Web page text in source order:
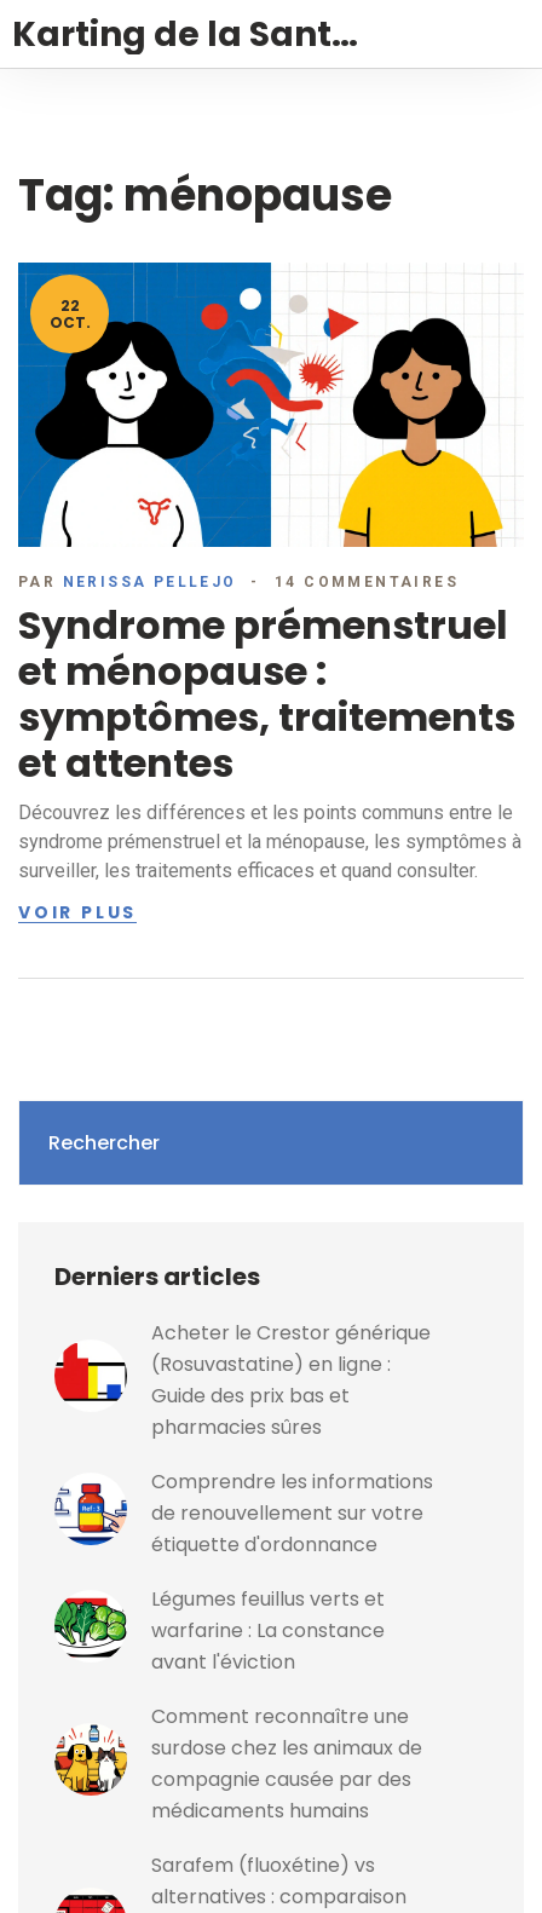
Karting de la Santé – Montalivet
Tag: ménopause
22
OCT.
PAR NERISSA PELLEJO 14 COMMENTAIRES
Syndrome prémenstruel
et ménopause :
symptômes, traitements
et attentes
Découvrez les différences et les points communs entre le
syndrome prémenstruel et la ménopause, les symptômes à
surveiller, les traitements efficaces et quand consulter.
VOIR PLUS
Rechercher
Derniers articles
Acheter le Crestor générique
(Rosuvastatine) en ligne :
Guide des prix bas et
pharmacies sûres
Comprendre les informations
de renouvellement sur votre
étiquette d'ordonnance
Légumes feuillus verts et
warfarine : La constance
avant l'éviction
Comment reconnaître une
surdose chez les animaux de
compagnie causée par des
médicaments humains
Sarafem (fluoxétine) vs
alternatives : comparaison